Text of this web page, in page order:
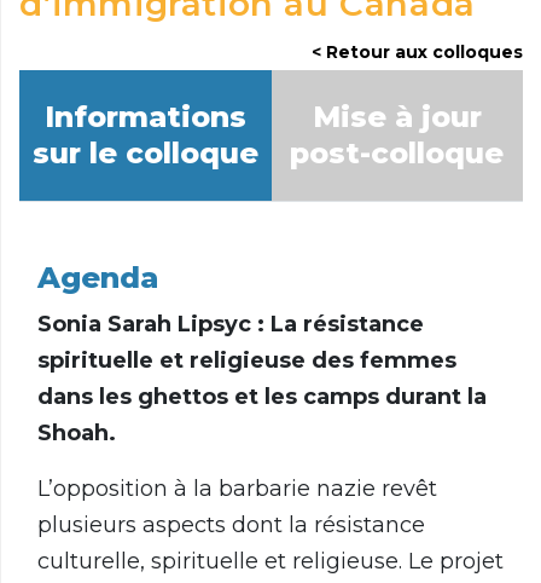
Retour aux colloques
Informations
sur le colloque
Mise à jour
post-colloque
Agenda
Sonia Sarah Lipsyc : La résistance
spirituelle et religieuse des femmes
dans les ghettos et les camps durant la
Shoah.
L’opposition à la barbarie nazie revêt
plusieurs aspects dont la résistance
culturelle, spirituelle et religieuse. Le projet